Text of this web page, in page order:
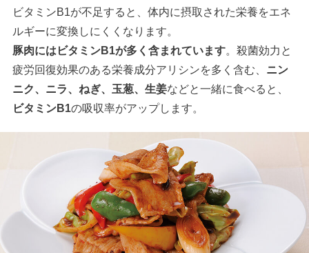
ビタミンB1が不足すると、体内に摂取された栄養をエネ
ルギーに変換しにくくなります。
豚肉にはビタミンB1が多く含まれています。殺菌効力と
疲労回復効果のある栄養成分アリシンを多く含む、 ニン
ニク、ニラ、ねぎ、玉葱、生姜などと一緒に食べると、
ビタミンB1の吸収率がアップします。